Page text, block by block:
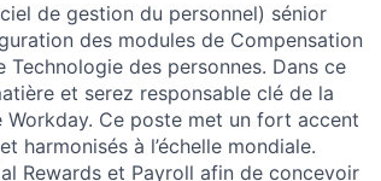
de gestion du personnel) sénior
des modules de Compensation
des personnes. Dans ce
et serez responsable clé de la
Ce poste met un fort accent
harmonisés à l’échelle mondiale.
Rewards et Payroll afin de concevoir